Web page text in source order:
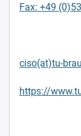
Fax: +49
ciso(at)tu-
https://